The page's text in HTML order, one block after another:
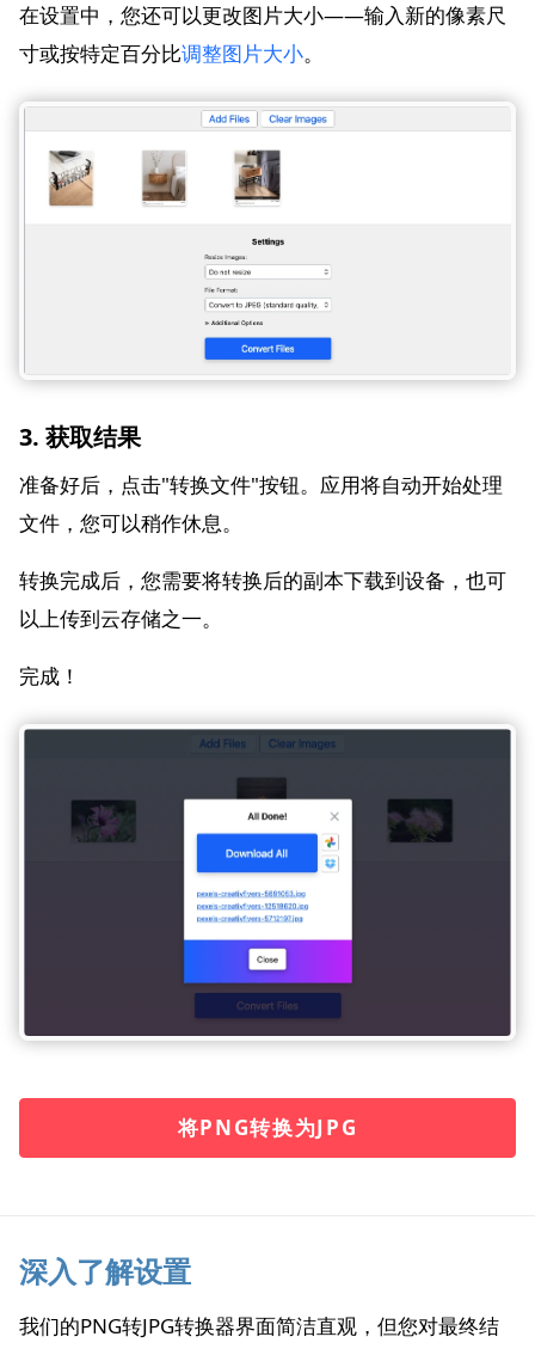
在设置中，您还可以更改图片大小——输入新的像素尺
寸或按特定百分比调整图片大小。
3. 获取结果
准备好后，点击"转换文件"按钮。应用将自动开始处理
文件，您可以稍作休息。
转换完成后，您需要将转换后的副本下载到设备，也可
以上传到云存储之一。
完成！
将PNG转换为JPG
深入了解设置
我们的PNG转JPG转换器界面简洁直观，但您对最终结